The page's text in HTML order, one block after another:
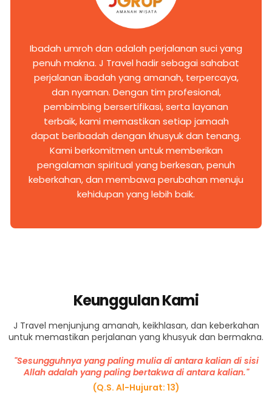
Ibadah umroh dan adalah perjalanan suci yang
penuh makna. J Travel hadir sebagai sahabat
perjalanan ibadah yang amanah, terpercaya,
dan nyaman. Dengan tim profesional,
pembimbing bersertifikasi, serta layanan
terbaik, kami memastikan setiap jamaah
dapat beribadah dengan khusyuk dan tenang.
Kami berkomitmen untuk memberikan
pengalaman spiritual yang berkesan, penuh
keberkahan, dan membawa perubahan menuju
kehidupan yang lebih baik.
Keunggulan Kami
J Travel menjunjung amanah, keikhlasan, dan keberkahan
untuk memastikan perjalanan yang khusyuk dan bermakna.
"Sesungguhnya yang paling mulia di antara kalian di sisi
Allah adalah yang paling bertakwa di antara kalian."
(Q.S. Al-Hujurat: 13)